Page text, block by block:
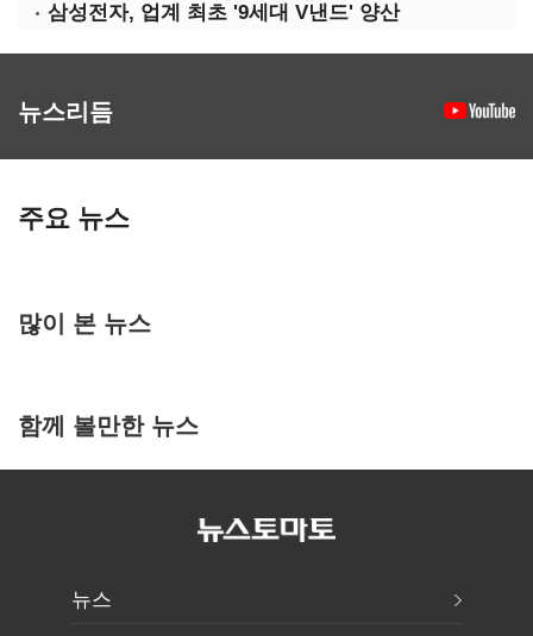
삼성전자, 업계 최초 '9세대 V낸드' 양산
뉴스리듬
주요 뉴스
많이 본 뉴스
함께 볼만한 뉴스
뉴스